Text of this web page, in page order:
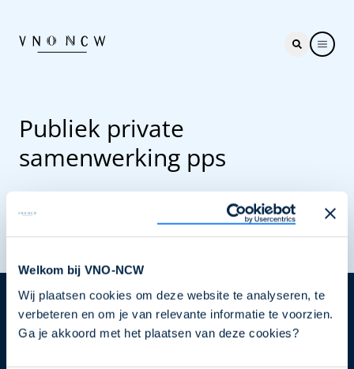
Welkom bij VNO-NCW
Wij plaatsen cookies om deze website te analyseren, te
verbeteren en om je van relevante informatie te voorzien.
Ga je akkoord met het plaatsen van deze cookies?
Publiek private
samenwerking pps
Nieuwsbrief
Elke week hét nieuws dat ondernemers raakt. Schrijf